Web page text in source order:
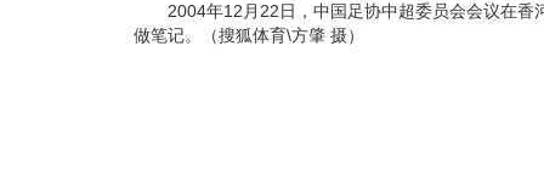
2004年12月22日，中国足协中超委员会会议在香
做笔记。（搜狐体育\方肇 摄）